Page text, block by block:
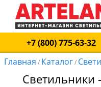
+7 (800) 775-63-32
Главная / Каталог/
Светильники